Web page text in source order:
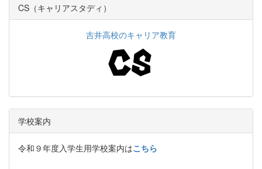
CS（キャリアスタディ）
吉井高校のキャリア教育
学校案内
令和９年度入学生用学校案内はこちら